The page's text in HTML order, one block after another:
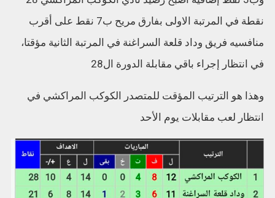
نقطة في المرتبة الاولى بفارق مريح ب7 نقط على أقرب
منافسيه فريق وداد قلعة السراغنة في المرتبة الثانية مؤقتا،
في انتظار إجراء باقي مقابلة الدورة ال28
وهذا هو الترتيب المؤقت للمتصدر الكوكب المراكشي في
انتظار لعب مقابلات يوم الأحد